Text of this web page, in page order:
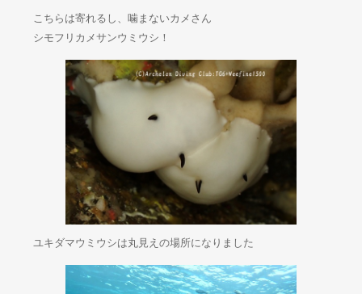
こちらは寄れるし、噛まないカメさん
シモフリカメサンウミウシ！
ユキダマウミウシは丸見えの場所になりました